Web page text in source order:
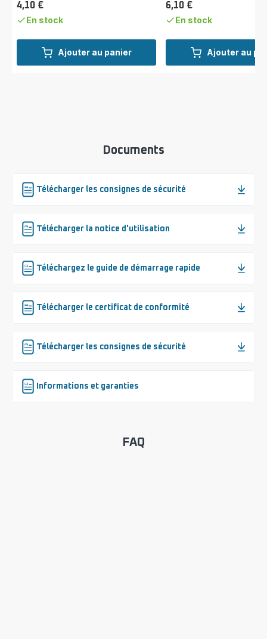
Ajouter au panier
Prix
4,10 €
En stock
Ajouter au
Prix
6,10 €
En stock
Documents
Télécharger les consignes de sécurité
Télécharger la notice d'utilisation
Téléchargez le guide de démarrage rapide
Télécharger le certificat de conformité
Télécharger les consignes de sécurité
Informations et garanties
FAQ